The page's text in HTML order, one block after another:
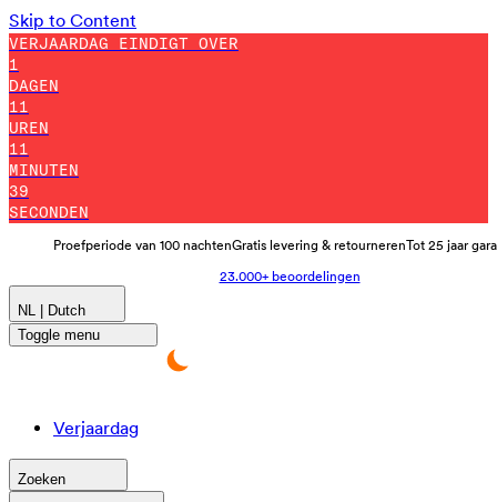
Skip to Content
VERJAARDAG EINDIGT OVER
1
DAGEN
11
UREN
11
MINUTEN
33
SECONDEN
Proefperiode van 100 nachtenGratis levering & retournerenTot 25 jaar
23.000+ beoordelingen
NL | Dutch
Toggle menu
Verjaardag
Zoeken